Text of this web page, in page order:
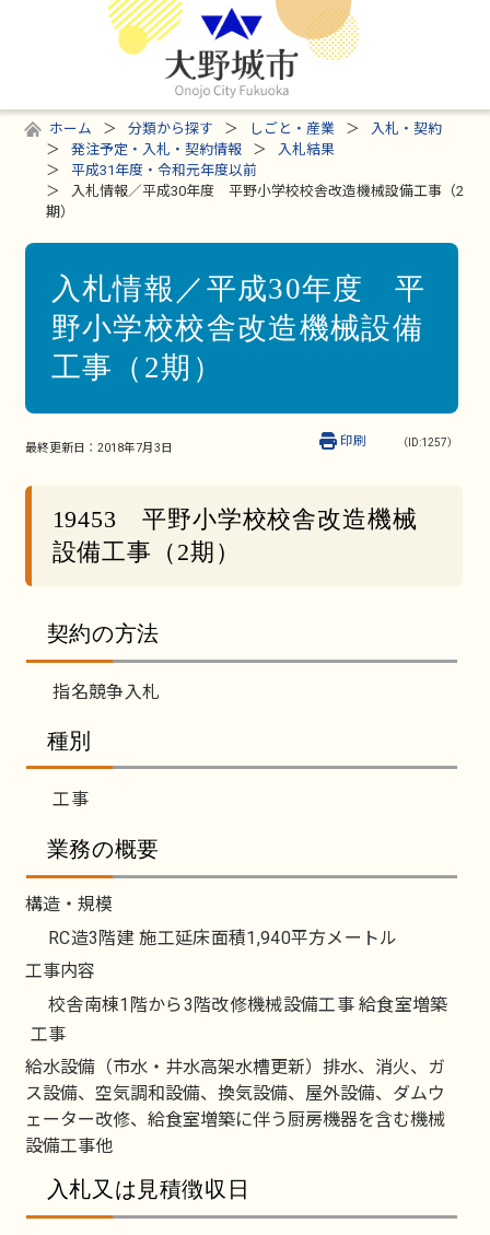
ホーム 分類から探す しごと・産業
入札・契約
発注予定・入札・契約情報
入札結果
平成31年度・令和元年度以前
入札情報／平成30年度 平野小学校校舎改造機械設備工事（2
期）
入札情報／平成30年度 平
野小学校校舎改造機械設備
工事（2期）
最終更新日： 2018年7月3日 （ID:1257）
印刷
19453 平野小学校校舎改造機械
設備工事（2期）
契約の方法
指名競争入札
種別
工事
業務の概要
構造・規模
RC造3階建 施工延床面積1,940平方メートル
工事内容
校舎南棟1階から3階改修機械設備工事 給食室増築
工事
給水設備（市水・井水高架水槽更新）排水、消火、ガ
ス設備、空気調和設備、換気設備、屋外設備、ダムウ
ェーター改修、給食室増築に伴う厨房機器を含む機械
設備工事他
入札又は見積徴収日